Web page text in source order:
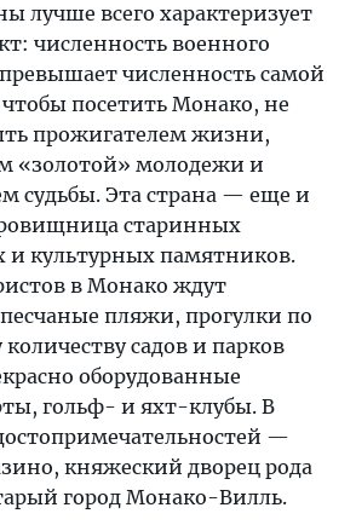
лучше всего характеризует
численность военного
превышает численность самой
посетить Монако, не
прожигателем жизни,
«золотой» молодежи и
судьбы. Эта страна — еще и
старинных
и культурных памятников.
в Монако ждут
пляжи, прогулки по
садов и парков
оборудованные
гольф- и яхт-клубы. В
—
княжеский дворец рода
город Монако-Вилль.